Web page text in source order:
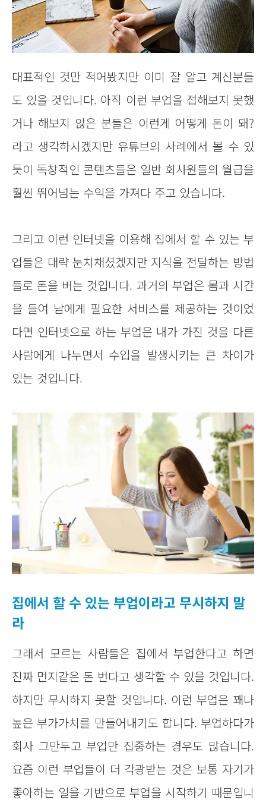
대표적인 것만 적어봤지만 이미 잘 알고 계신분들
도 있을 것입니다. 아직 이런 부업을 접해보지 못했
거나 해보지 않은 분들은 이런게 어떻게 돈이 돼?
라고 생각하시겠지만 유튜브의 사례에서 볼 수 있
듯이 독창적인 콘텐츠들은 일반 회사원들의 월급을
훨씬 뛰어넘는 수익을 가져다 주고 있습니다.
그리고 이런 인터넷을 이용해 집에서 할 수 있는 부
업들은 대략 눈치채셨겠지만 지식을 전달하는 방법
들로 돈을 버는 것입니다. 과거의 부업은 몸과 시간
을 들여 남에게 필요한 서비스를 제공하는 것이었
다면 인터넷으로 하는 부업은 내가 가진 것을 다른
사람에게 나누면서 수입을 발생시키는 큰 차이가
있는 것입니다.
집에서 할 수 있는 부업이라고 무시하지 말
라
그래서 모르는 사람들은 집에서 부업한다고 하면
진짜 먼지같은 돈 번다고 생각할 수 있을 것입니다.
하지만 무시하지 못할 것입니다. 이런 부업은 꽤나
높은 부가가치를 만들어내기도 합니다. 부업하다가
회사 그만두고 부업만 집중하는 경우도 많습니다.
요즘 이런 부업들이 더 각광받는 것은 보통 자기가
좋아하는 일을 기반으로 부업을 시작하기 때문입니